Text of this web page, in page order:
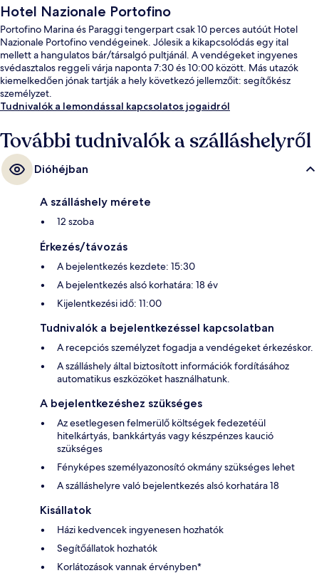
Hotel Nazionale Portofino
Portofino Marina és Paraggi tengerpart csak 10 perces autóút Hotel
Nazionale Portofino vendégeinek. Jólesik a kikapcsolódás egy ital
mellett a hangulatos bár/társalgó pultjánál. A vendégeket ingyenes
svédasztalos reggeli várja naponta 7:30 és 10:00 között. Más utazók
kiemelkedően jónak tartják a hely következó jellemzőit: segítőkész
személyzet.
Tudnivalók a lemondással kapcsolatos jogaidról
További tudnivalók a szálláshelyről
Dióhéjban
A szálláshely mérete
12 szoba
Érkezés/távozás
A bejelentkezés kezdete: 15:30
A bejelentkezés alsó korhatára: 18 év
Kijelentkezési idő: 11:00
Tudnivalók a bejelentkezéssel kapcsolatban
A recepciós személyzet fogadja a vendégeket érkezéskor.
A szálláshely által biztosított információk fordításához
automatikus eszközöket használhatunk.
A bejelentkezéshez szükséges
Az esetlegesen felmerülő költségek fedezetéül
hitelkártyás, bankkártyás vagy készpénzes kaució
szükséges
Fényképes személyazonosító okmány szükséges lehet
A szálláshelyre való bejelentkezés alsó korhatára 18
Kisállatok
Házi kedvencek ingyenesen hozhatók
Segítőállatok hozhatók
Korlátozások vannak érvényben*